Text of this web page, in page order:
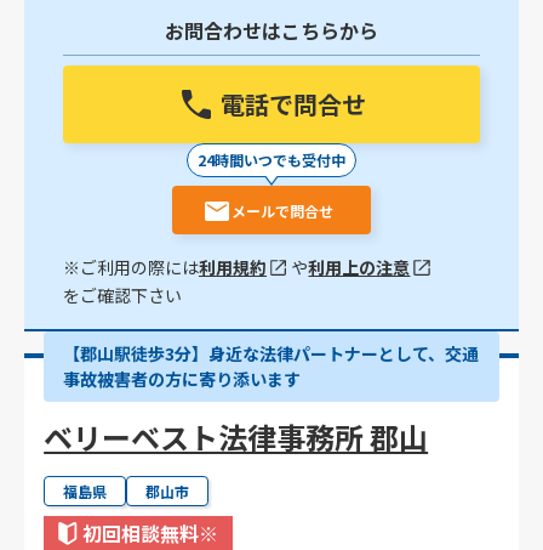
お問合わせはこちらから
電話で問合せ
24時間いつでも受付中
メールで問合せ
※ご利用の際には利用規約 や利用上の注意
をご確認下さい
【郡山駅徒歩3分】身近な法律パートナーとして、交通
事故被害者の方に寄り添います
ベリーベスト法律事務所 郡山
福島県 郡山市
初回相談無料※